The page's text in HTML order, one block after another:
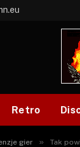
Retro
gier » Tak